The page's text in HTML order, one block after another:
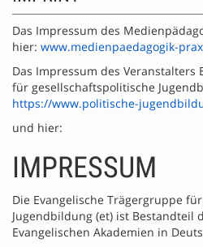
Das Impressum des
hier: www.medienpaedagogik-
Das Impressum des Veranstalters
für gesellschaftspolitische
https://www.politische-
und hier:
IMPRESSUM
Die Evangelische Trägergruppe
Jugendbildung (et) ist Bestandteil
Evangelischen Akademien in